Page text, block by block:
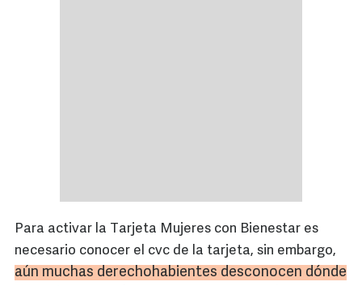
Para activar la Tarjeta Mujeres con Bienestar es
necesario conocer el cvc de la tarjeta, sin embargo,
aún muchas derechohabientes desconocen dónde